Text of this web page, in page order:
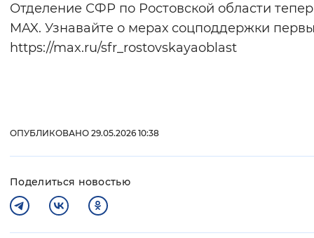
Отделение СФР по Ростовской области
MAX. Узнавайте о мерах соцподдержки
https://max.ru/sfr_rostovskayaoblast
ОПУБЛИКОВАНО 29.05.2026 10:38
Поделиться новостью